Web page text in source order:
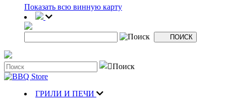
Показать всю винную карту
ГРИЛИ И ПЕЧИ